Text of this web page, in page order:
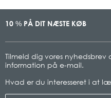
10 % PÅ DIT NÆSTE KØB
Tilmeld dig vores
information på e-mail.
Hvad er du interesseret i at